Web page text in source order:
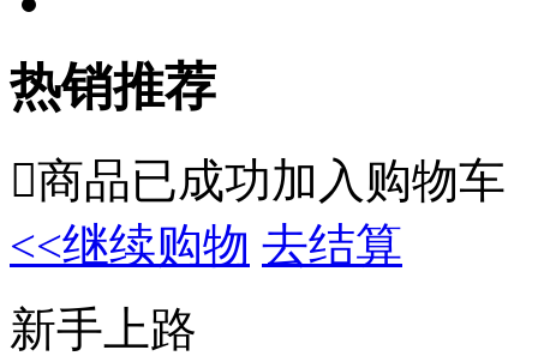
热销推荐
商品已成功加入购物车
<<继续购物 去结算
新手上路